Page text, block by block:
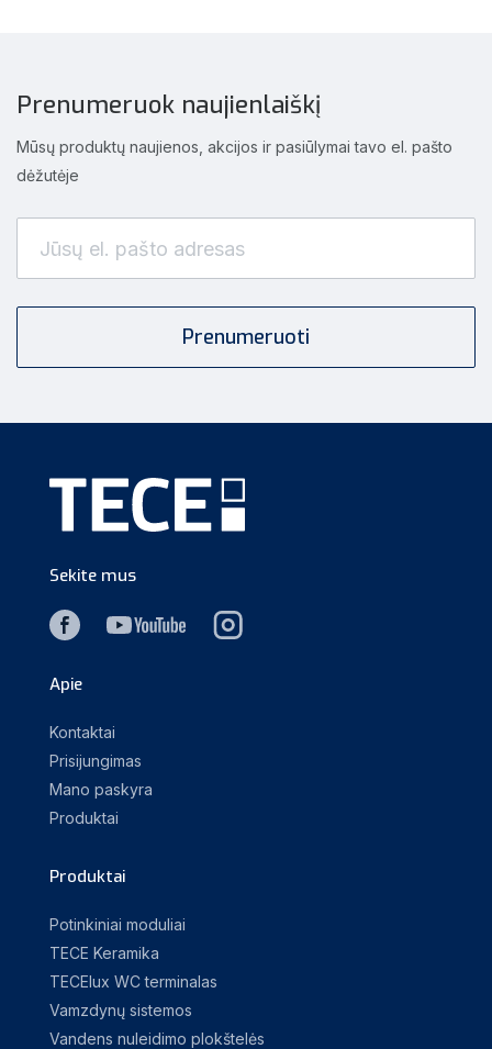
Prenumeruok naujienlaiškį
Mūsų produktų naujienos, akcijos ir pasiūlymai tavo el. pašto
dėžutėje
Sekite mus
Apie
Kontaktai
Prisijungimas
Mano paskyra
Produktai
Produktai
Potinkiniai moduliai
TECE Keramika
TECElux WC terminalas
Vamzdynų sistemos
Vandens nuleidimo plokštelės